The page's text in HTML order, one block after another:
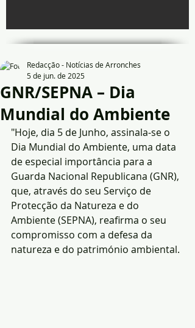
GNR/SEPNA – Dia
Mundial do Ambiente
Redacção - Notícias de Arronches
5 de jun. de 2025
"Hoje, dia 5 de Junho, assinala-se o
Dia Mundial do Ambiente, uma data
de especial importância para a
Guarda Nacional Republicana (GNR),
que, através do seu Serviço de
Protecção da Natureza e do
Ambiente (SEPNA), reafirma o seu
compromisso com a defesa da
natureza e do património ambiental.